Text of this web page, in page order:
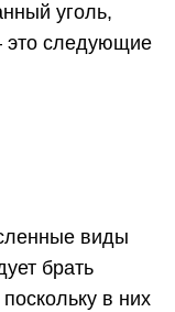
уголь,
это следующие
виды
брать
в них